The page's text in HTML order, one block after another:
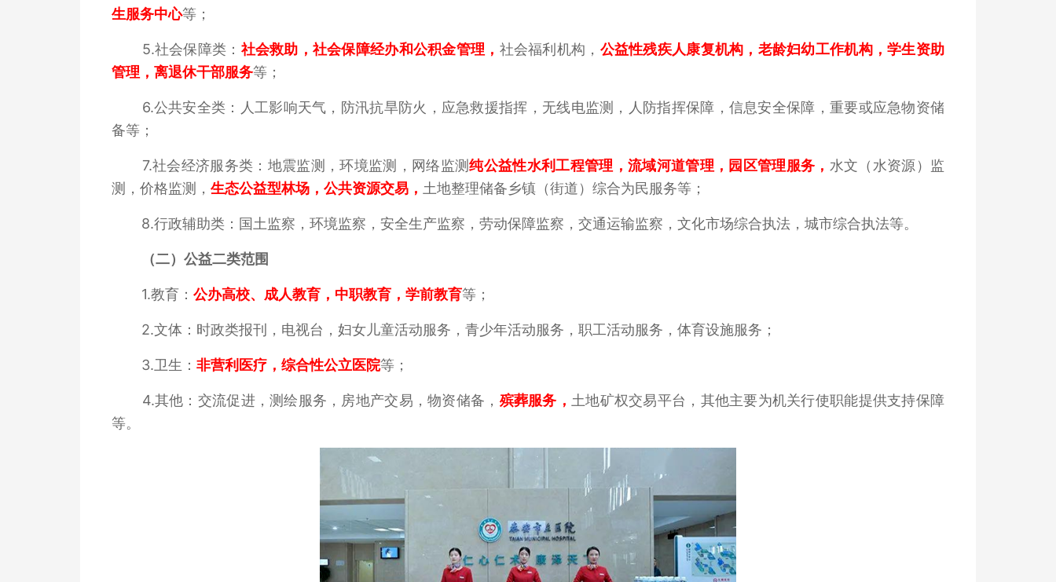
生服务中心等；
5.社会保障类： 社会救助，社会保障经办和公积金管理 ， 社会福利机构， 公益性残疾人康复机构，老龄妇幼工作机构，学生资助
管理，离退休干部服务等；
6.公共安全类：人工影响天气，防汛抗旱防火，应急救援指挥，无线电监测，人防指挥保障，信息安全保障，重要或应急物资储
备等；
7.社会经济服务类：地震监测，环境监测，网络监测纯公益性水利工程管理，流域河道管理，园区管理服务 ， 水文（水资源）监
测，价格监测， 生态公益型林场，公共资源交易 ， 土地整理储备乡镇（街道）综合为民服务等；
8.行政辅助类：国土监察，环境监察，安全生产监察，劳动保障监察，交通运输监察，文化市场综合执法，城市综合执法等。
（二）公益二类范围
1.教育： 公办高校、成人教育，中职教育，学前教育等；
2.文体：时政类报刊，电视台，妇女儿童活动服务，青少年活动服务，职工活动服务，体育设施服务；
3.卫生： 非营利医疗，综合性公立医院等；
4.其他：交流促进，测绘服务，房地产交易，物资储备， 殡葬服务 ， 土地矿权交易平台，其他主要为机关行使职能提供支持保障
等。